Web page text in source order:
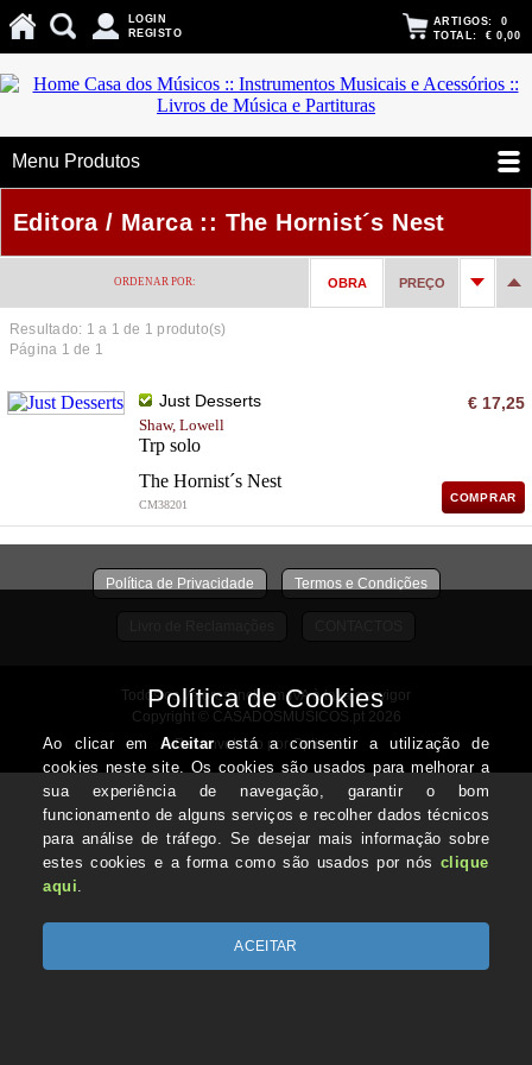
LOGIN
REGISTO
ARTIGOS: 0
TOTAL: € 0,00
Menu Produtos
Editora / Marca :: The Hornist´s Nest
ORDENAR POR: OBRA PREÇO
Resultado: 1 a 1 de 1 produto(s)
Página 1 de 1
Just Desserts
Shaw, Lowell
Trp solo
The Hornist´s Nest
CM38201
€ 17,25
COMPRAR
Política de Privacidade Termos e Condições
Todos os valores incluem IVA à taxa em vigor
Copyright © CASADOSMUSICOS.pt 2026
Desenvolvido por Optimeios